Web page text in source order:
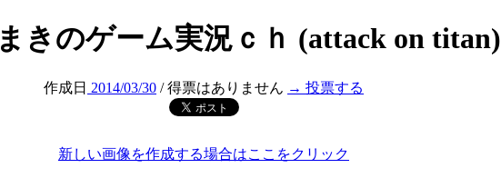
きのゲーム実況ｃｈ (attack on titan)
作成日 2014/03/30 / 得票はありません → 投票する
新しい画像を作成する場合はここをクリック